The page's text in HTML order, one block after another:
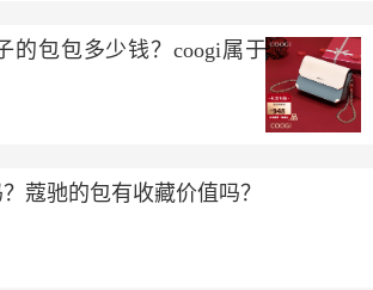
的包包多少钱？coogi属于什么档次
蔻驰的包有收藏价值吗？